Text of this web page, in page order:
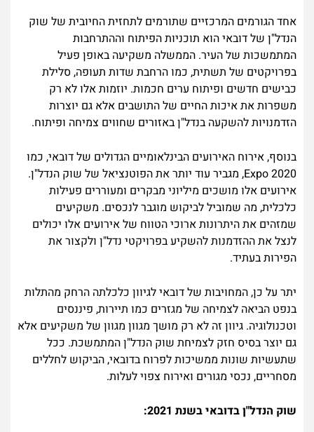
אחד הגורמים המרכזיים שתורמים לתחזית החיובית של שוק
הנדל"ן של דובאי הוא תוכניות הפיתוח וההתרחבות
המתמשכות של העיר. הממשלה משקיעה באופן פעיל
בפרויקטים של תשתית, כמו הרחבת שדות תעופה, סלילת
כבישים חדשים ופיתוח ערים חכמות. יוזמות אלו לא רק
משפרות את איכות החיים של התושבים אלא גם יוצרות
הזדמנויות להשקעה בנדל"ן באזורים שחווים צמיחה ופיתוח.
בנוסף, אירוח האירועים הבינלאומיים הגדולים של דובאי, כמו
Expo 2020, מגביר עוד יותר את הפוטנציאל של שוק הנדל"ן.
אירועים אלו מושכים מיליוני מבקרים ומעוררים פעילות
כלכלית, מה שמוביל לביקוש מוגבר לנכסים. משקיעים
שמזהים את היתרונות ארוכי הטווח של אירועים אלו יכולים
לנצל את ההזדמנות להשקיע בפרויקטי נדל"ן ולקצור את
הפירות בעתיד.
יתר על כן, המחויבות של דובאי לגיוון כלכלתה הרחק מהתלות
בנפט הביאה לצמיחה של מגזרים כמו תיירות, פיננסים
וטכנולוגיה. גיוון זה לא רק מושך מגוון מגוון של משקיעים אלא
גם יוצר בסיס חזק לצמיחת שוק הנדל"ן המתמשכת. ככל
שתעשיות שונות ממשיכות לפרוח בדובאי, הביקוש לחללים
מסחריים, נכסי מגורים ואירוח צפוי לעלות.
שוק הנדל"ן בדובאי בשנת 2021: